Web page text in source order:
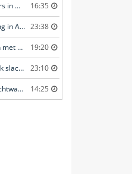
Persoon te water gered door omstanders in Waddinxveen 16:35
Steekincident leidt tot gewonde in woning in Amsterdam 23:38
Politie zet groots in bij incident met man met verward gedrag in Leeuwarden 19:20
Uitslaande woningbrand leidt tot dodelijk slachtoffer in Rotterdam 23:10
Grote verkeershinder doordat twee vrachtwagens botsen tunnel in Zwijndrecht 14:25